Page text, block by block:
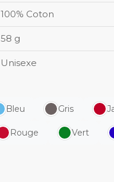
100% Coton
58 g
Unisexe
Bleu Gris
Rouge Vert